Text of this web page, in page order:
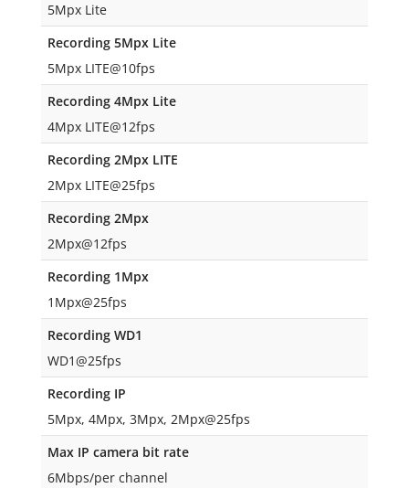
5Mpx Lite
Recording 5Mpx Lite
5Mpx LITE@10fps
Recording 4Mpx Lite
4Mpx LITE@12fps
Recording 2Mpx LITE
2Mpx LITE@25fps
Recording 2Mpx
2Mpx@12fps
Recording 1Mpx
1Mpx@25fps
Recording WD1
WD1@25fps
Recording IP
5Mpx, 4Mpx, 3Mpx, 2Mpx@25fps
Max IP camera bit rate
6Mbps/per channel